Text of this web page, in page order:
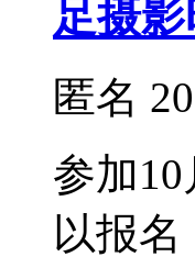
足摄
匿名
参加
以报